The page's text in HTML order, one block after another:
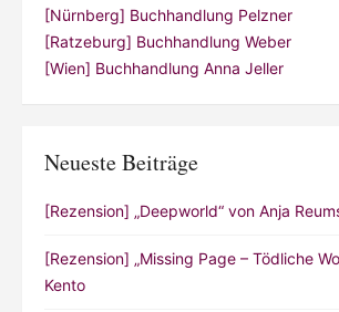
[Nürnberg] Buchhandlung Pelzner
[Ratzeburg] Buchhandlung Weber
[Wien] Buchhandlung Anna Jeller
Neueste Beiträge
[Rezension] „Deepworld“ von Anja
[Rezension] „Missing Page – Tödliche
Kento